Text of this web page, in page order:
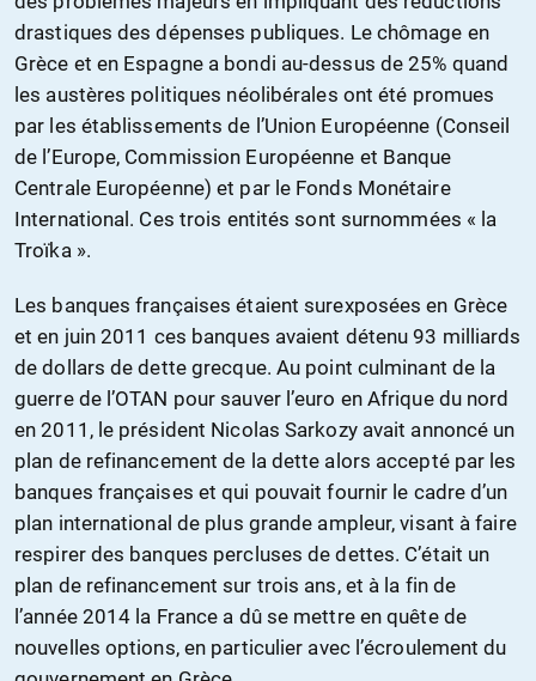
drastiques des dépenses publiques. Le chômage en
Grèce et en Espagne a bondi au-dessus de 25% quand
les austères politiques néolibérales ont été promues
par les établissements de l’Union Européenne (Conseil
de l’Europe, Commission Européenne et Banque
Centrale Européenne) et par le Fonds Monétaire
International. Ces trois entités sont surnommées « la
Troïka ».
Les banques françaises étaient surexposées en Grèce
et en juin 2011 ces banques avaient détenu 93 milliards
de dollars de dette grecque. Au point culminant de la
guerre de l’OTAN pour sauver l’euro en Afrique du nord
en 2011, le président Nicolas Sarkozy avait annoncé un
plan de refinancement de la dette alors accepté par les
banques françaises et qui pouvait fournir le cadre d’un
plan international de plus grande ampleur, visant à faire
respirer des banques percluses de dettes. C’était un
plan de refinancement sur trois ans, et à la fin de
l’année 2014 la France a dû se mettre en quête de
nouvelles options, en particulier avec l’écroulement du